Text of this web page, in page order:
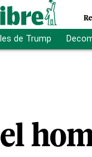
de Trump